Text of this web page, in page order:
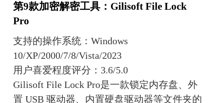
第9款加密解密工具： Gilisoft File Lock
Pro
支持的操作系统：Windows
10/XP/2000/7/8/Vista/2023
用户喜爱程度评分：3.6/5.0
Gilisoft File Lock Pro是一款锁定内存盘、外
置 USB 驱动器、内置硬盘驱动器等文件夹的